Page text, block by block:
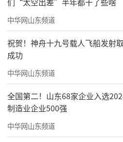
中华网山东频道
祝贺！神舟十九号载人飞船发射
成功
中华网山东频道
全国第二！山东68家企业入选
制造业企业500强
中华网山东频道